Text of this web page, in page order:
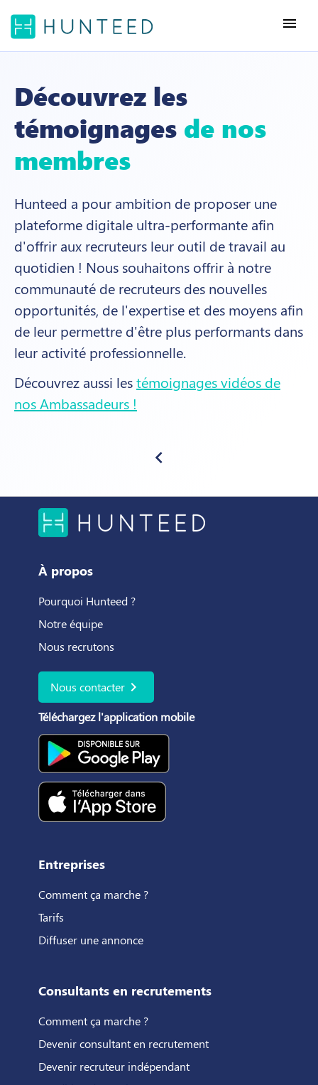
menu
Découvrez les
témoignages de nos
membres
Hunteed a pour ambition de proposer une
plateforme digitale ultra-performante afin
d'offrir aux recruteurs leur outil de travail au
quotidien ! Nous souhaitons offrir à notre
communauté de recruteurs des nouvelles
opportunités, de l'expertise et des moyens afin
de leur permettre d'être plus performants dans
leur activité professionnelle.
Découvrez aussi lestémoignages vidéos de
nos Ambassadeurs !
navigate_before
À propos
Pourquoi Hunteed ?
Notre équipe
Nous recrutons
Nous contacter chevron_right
Téléchargez l'application mobile
Entreprises
Comment ça marche ?
Tarifs
Diffuser une annonce
Consultants en recrutements
Comment ça marche ?
Devenir consultant en recrutement
Devenir recruteur indépendant